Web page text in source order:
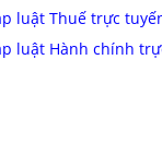
luật Thuế trực
luật Hành chính